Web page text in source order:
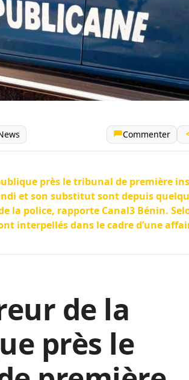
Commenter
près le tribunal de première
et son substitut sont depuis
la police, rapporte Canal3 Bénin.
interpellés dans le cadre d’une
de la
près le